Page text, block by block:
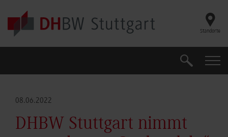
Skip to main content
Standorte
Suche
08.06.2022
DHBW Stuttgart nimmt